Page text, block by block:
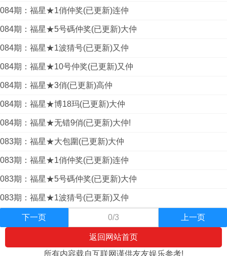
084期：福星★1俏仲奖(已更新)连仲
084期：福星★5号碼仲奖(已更新)大仲
084期：福星★1波猜号(已更新)又仲
084期：福星★10号仲奖(已更新)又仲
084期：福星★3俏(已更新)高仲
084期：福星★博18玛(已更新)大仲
084期：福星★无错9俏(已更新)大仲!
083期：福星★大包圍(已更新)大仲
083期：福星★1俏仲奖(已更新)连仲
083期：福星★5号碼仲奖(已更新)大仲
083期：福星★1波猜号(已更新)又仲
下一页 0/3 上一页
返回网站首页
所有内容载自互联网谨供友友娱乐参考!